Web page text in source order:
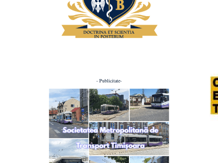
- Publicitate-